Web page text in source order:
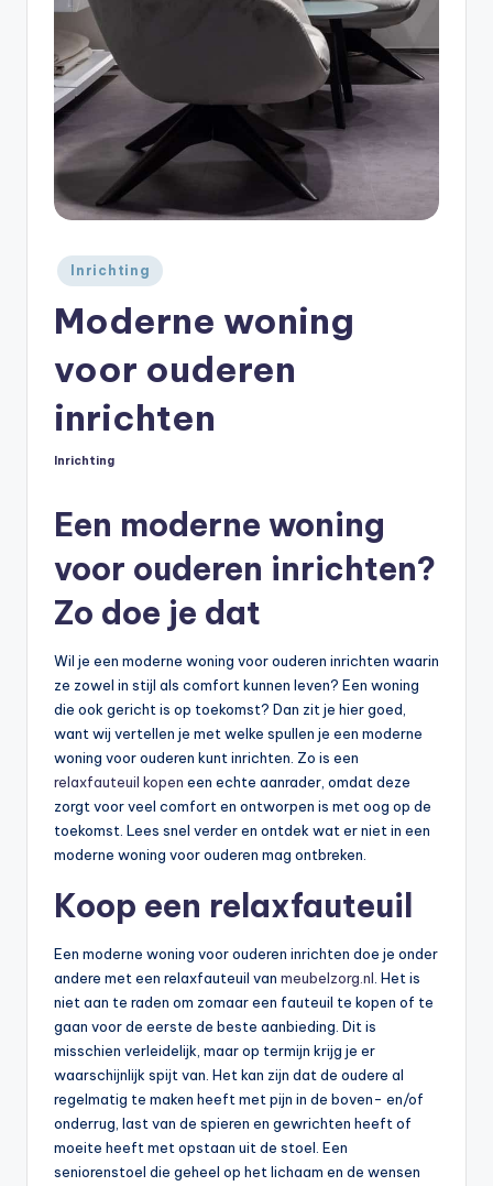
Geplaatst
in
Inrichting
Moderne woning
voor ouderen
inrichten
Geplaatst
Inrichting
Een moderne woning
voor ouderen inrichten?
Zo doe je dat
Wil je een moderne woning voor ouderen inrichten waarin
ze zowel in stijl als comfort kunnen leven? Een woning
die ook gericht is op toekomst? Dan zit je hier goed,
want wij vertellen je met welke spullen je een moderne
woning voor ouderen kunt inrichten. Zo is een
relaxfauteuil kopen een echte aanrader, omdat deze
zorgt voor veel comfort en ontworpen is met oog op de
toekomst. Lees snel verder en ontdek wat er niet in een
moderne woning voor ouderen mag ontbreken.
Koop een relaxfauteuil
Een moderne woning voor ouderen inrichten doe je onder
andere met een relaxfauteuil van meubelzorg.nl. Het is
niet aan te raden om zomaar een fauteuil te kopen of te
gaan voor de eerste de beste aanbieding. Dit is
misschien verleidelijk, maar op termijn krijg je er
waarschijnlijk spijt van. Het kan zijn dat de oudere al
regelmatig te maken heeft met pijn in de boven- en/of
onderrug, last van de spieren en gewrichten heeft of
moeite heeft met opstaan uit de stoel. Een
seniorenstoel die geheel op het lichaam en de wensen